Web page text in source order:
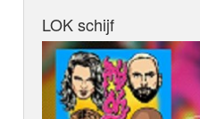
LOK schijf